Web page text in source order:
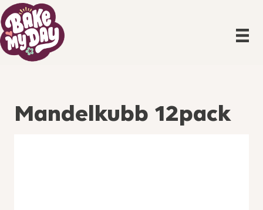
Mandelkubb 12pack